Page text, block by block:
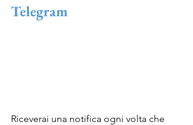
Telegram
Riceverai una notifica ogni volta che